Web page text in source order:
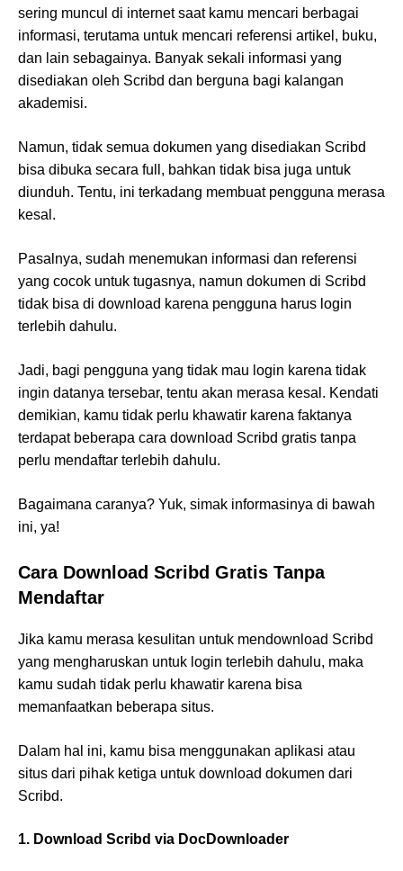
sering muncul di internet saat kamu mencari berbagai
informasi, terutama untuk mencari referensi artikel, buku,
dan lain sebagainya. Banyak sekali informasi yang
disediakan oleh Scribd dan berguna bagi kalangan
akademisi.
Namun, tidak semua dokumen yang disediakan Scribd
bisa dibuka secara full, bahkan tidak bisa juga untuk
diunduh. Tentu, ini terkadang membuat pengguna merasa
kesal.
Pasalnya, sudah menemukan informasi dan referensi
yang cocok untuk tugasnya, namun dokumen di Scribd
tidak bisa di download karena pengguna harus login
terlebih dahulu.
Jadi, bagi pengguna yang tidak mau login karena tidak
ingin datanya tersebar, tentu akan merasa kesal. Kendati
demikian, kamu tidak perlu khawatir karena faktanya
terdapat beberapa cara download Scribd gratis tanpa
perlu mendaftar terlebih dahulu.
Bagaimana caranya? Yuk, simak informasinya di bawah
ini, ya!
Cara Download Scribd Gratis Tanpa
Mendaftar
Jika kamu merasa kesulitan untuk mendownload Scribd
yang mengharuskan untuk login terlebih dahulu, maka
kamu sudah tidak perlu khawatir karena bisa
memanfaatkan beberapa situs.
Dalam hal ini, kamu bisa menggunakan aplikasi atau
situs dari pihak ketiga untuk download dokumen dari
Scribd.
1. Download Scribd via DocDownloader